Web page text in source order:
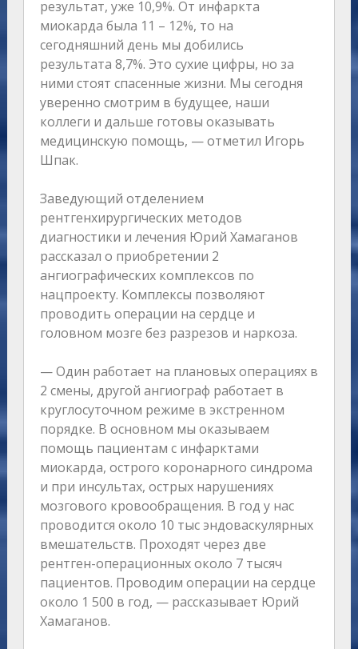
результат, уже 10,9%. От инфаркта
миокарда была 11 – 12%, то на
сегодняшний день мы добились
результата 8,7%. Это сухие цифры, но за
ними стоят спасенные жизни. Мы сегодня
уверенно смотрим в будущее, наши
коллеги и дальше готовы оказывать
медицинскую помощь, — отметил Игорь
Шпак.
Заведующий отделением
рентгенхирургических методов
диагностики и лечения Юрий Хамаганов
рассказал о приобретении 2
ангиографических комплексов по
нацпроекту. Комплексы позволяют
проводить операции на сердце и
головном мозге без разрезов и наркоза.
— Один работает на плановых операциях в
2 смены, другой ангиограф работает в
круглосуточном режиме в экстренном
порядке. В основном мы оказываем
помощь пациентам с инфарктами
миокарда, острого коронарного синдрома
и при инсультах, острых нарушениях
мозгового кровообращения. В год у нас
проводится около 10 тыс эндоваскулярных
вмешательств. Проходят через две
рентген-операционных около 7 тысяч
пациентов. Проводим операции на сердце
около 1 500 в год, — рассказывает Юрий
Хамаганов.